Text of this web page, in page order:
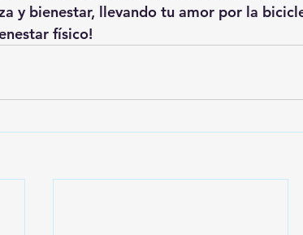
y bienestar, llevando tu amor por la
físico!